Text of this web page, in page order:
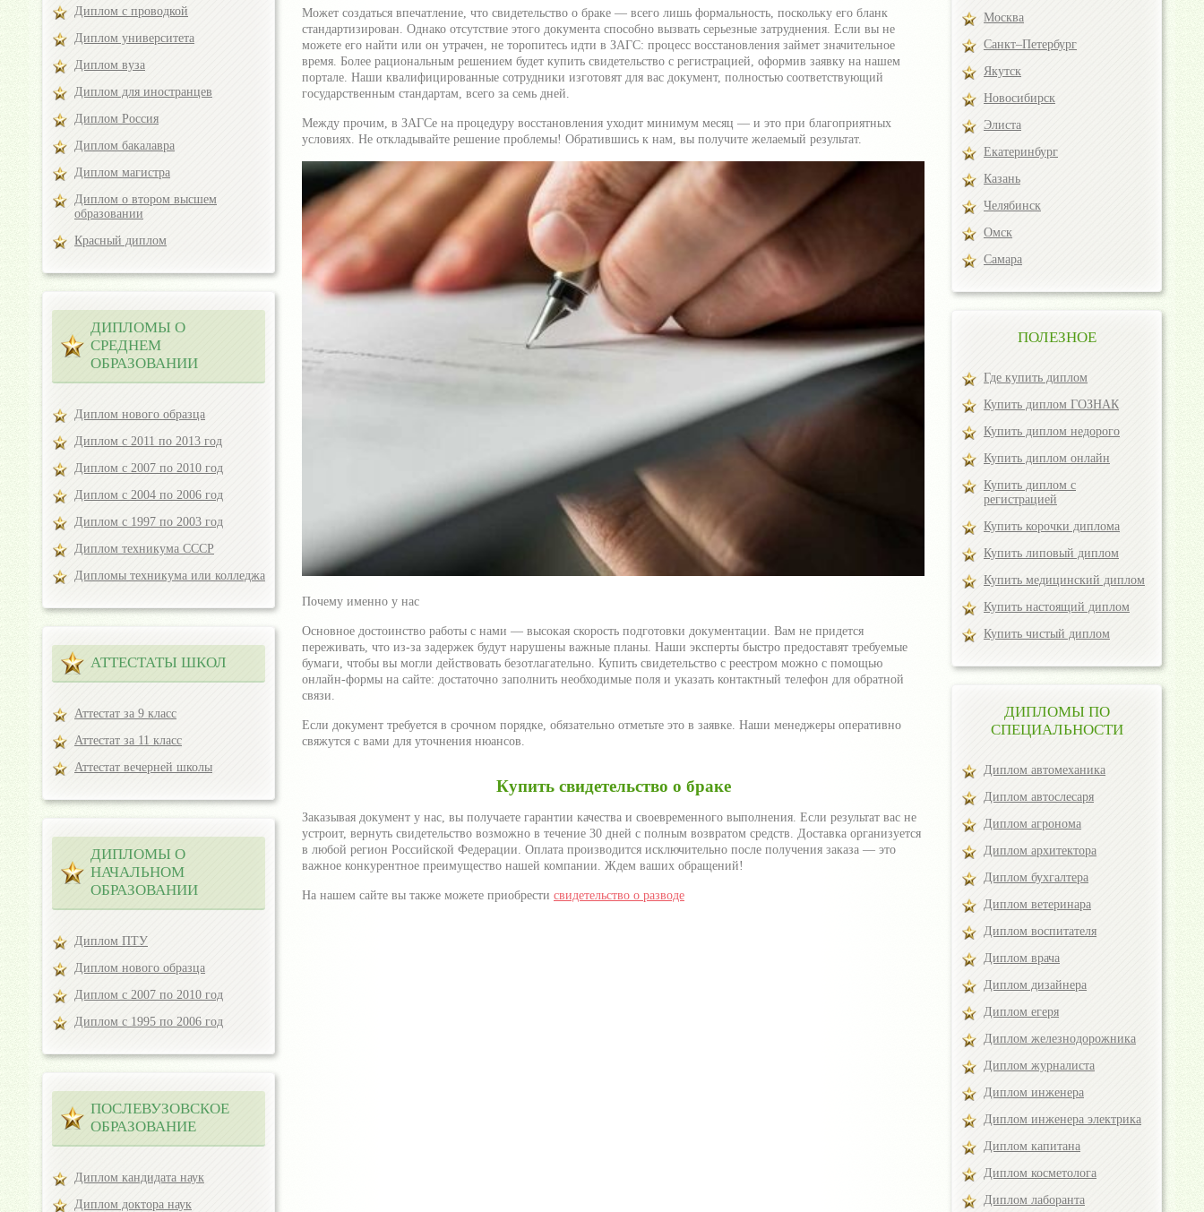
Может создаться впечатление, что свидетельство о браке — всего лишь формальность, поскольку его бланк
стандартизирован. Однако отсутствие этого документа способно вызвать серьезные затруднения. Если вы не
можете его найти или он утрачен, не торопитесь идти в ЗАГС: процесс восстановления займет значительное
время. Более рациональным решением будет купить свидетельство с регистрацией, оформив заявку на нашем
портале. Наши квалифицированные сотрудники изготовят для вас документ, полностью соответствующий
государственным стандартам, всего за семь дней.
Между прочим, в ЗАГСе на процедуру восстановления уходит минимум месяц — и это при благоприятных
условиях. Не откладывайте решение проблемы! Обратившись к нам, вы получите желаемый результат.
Почему именно у нас
Основное достоинство работы с нами — высокая скорость подготовки документации. Вам не придется
переживать, что из-за задержек будут нарушены важные планы. Наши эксперты быстро предоставят требуемые
бумаги, чтобы вы могли действовать безотлагательно. Купить свидетельство с реестром можно с помощью
онлайн-формы на сайте: достаточно заполнить необходимые поля и указать контактный телефон для обратной
связи.
Если документ требуется в срочном порядке, обязательно отметьте это в заявке. Наши менеджеры оперативно
свяжутся с вами для уточнения нюансов.
Купить свидетельство о браке
Заказывая документ у нас, вы получаете гарантии качества и своевременного выполнения. Если результат вас не
устроит, вернуть свидетельство возможно в течение 30 дней с полным возвратом средств. Доставка организуется
в любой регион Российской Федерации. Оплата производится исключительно после получения заказа — это
важное конкурентное преимущество нашей компании. Ждем ваших обращений!
На нашем сайте вы также можете приобрести свидетельство о разводе
Диплом с проводкой
Диплом университета
Диплом вуза
Диплом для иностранцев
Диплом Россия
Диплом бакалавра
Диплом магистра
Диплом о втором высшем
образовании
Красный диплом
ДИПЛОМЫ О
СРЕДНЕМ
ОБРАЗОВАНИИ
Диплом нового образца
Диплом с 2011 по 2013 год
Диплом с 2007 по 2010 год
Диплом с 2004 по 2006 год
Диплом с 1997 по 2003 год
Диплом техникума СССР
Дипломы техникума или колледжа
АТТЕСТАТЫ ШКОЛ
Аттестат за 9 класс
Аттестат за 11 класс
Аттестат вечерней школы
ДИПЛОМЫ О
НАЧАЛЬНОМ
ОБРАЗОВАНИИ
Диплом ПТУ
Диплом нового образца
Диплом с 2007 по 2010 год
Диплом с 1995 по 2006 год
ПОСЛЕВУЗОВСКОЕ
ОБРАЗОВАНИЕ
Диплом кандидата наук
Диплом доктора наук
Москва
Санкт–Петербург
Якутск
Новосибирск
Элиста
Екатеринбург
Казань
Челябинск
Омск
Самара
ПОЛЕЗНОЕ
Где купить диплом
Купить диплом ГОЗНАК
Купить диплом недорого
Купить диплом онлайн
Купить диплом с
регистрацией
Купить корочки диплома
Купить липовый диплом
Купить медицинский диплом
Купить настоящий диплом
Купить чистый диплом
ДИПЛОМЫ ПО
СПЕЦИАЛЬНОСТИ
Диплом автомеханика
Диплом автослесаря
Диплом агронома
Диплом архитектора
Диплом бухгалтера
Диплом ветеринара
Диплом воспитателя
Диплом врача
Диплом дизайнера
Диплом егеря
Диплом железнодорожника
Диплом журналиста
Диплом инженера
Диплом инженера электрика
Диплом капитана
Диплом косметолога
Диплом лаборанта